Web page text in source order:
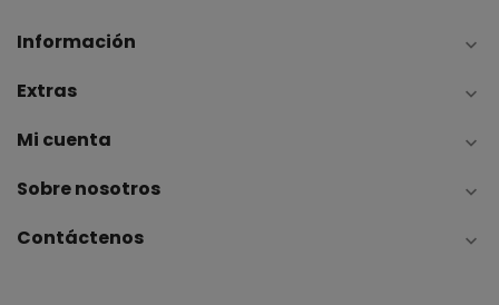
Información 
Extras 
Mi cuenta 
Sobre nosotros 
Contáctenos 